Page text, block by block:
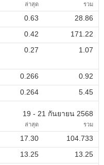
ล่าสุด รวม
0.63
28.86
0.42
171.22
0.27 1.07
0.266
0.92
0.264 5.45
19 - 21 กันยายน 2568
ล่าสุด รวม
17.30
104.733
13.25
13.25